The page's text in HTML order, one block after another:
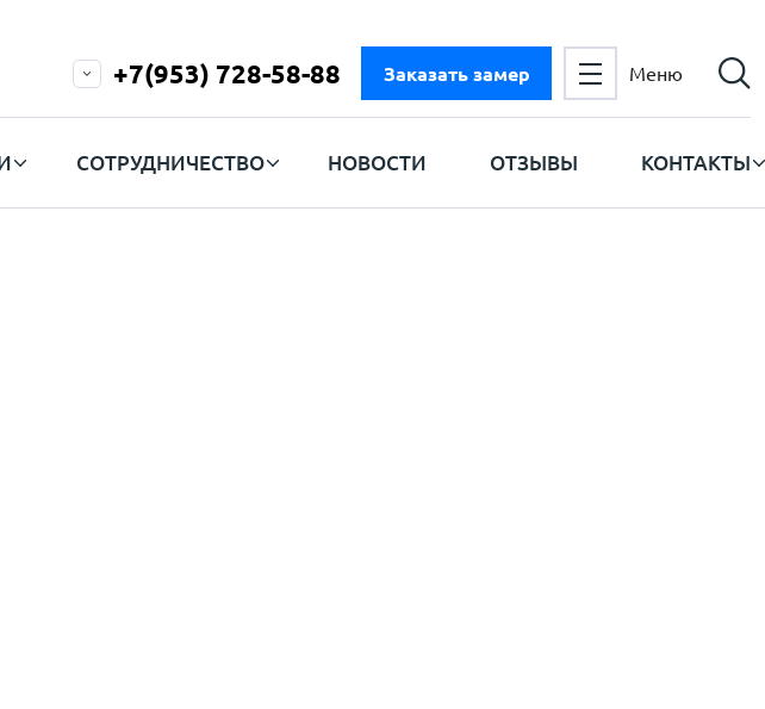
+7(953) 728-58-88 Заказать замер Меню
СОТРУДНИЧЕСТВО НОВОСТИ ОТЗЫВЫ КОНТАКТЫ